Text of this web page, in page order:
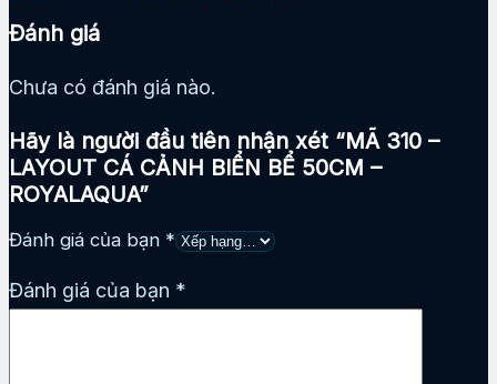
Đánh giá
Chưa có đánh giá nào.
Hãy là người đầu tiên nhận xét “MÃ 310 –
LAYOUT CÁ CẢNH BIỂN BỂ 50CM –
ROYALAQUA”
Đánh giá của bạn *
Đánh giá của bạn *